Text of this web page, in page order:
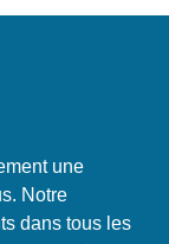
une
Notre
dans tous les